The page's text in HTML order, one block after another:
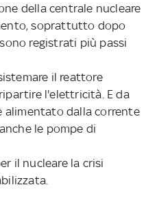
della centrale nucleare
soprattutto dopo
registrati più passi
il reattore
l'elettricità. E da
alimentato dalla corrente
le pompe di
il nucleare la crisi